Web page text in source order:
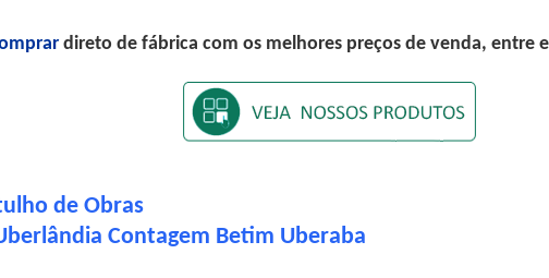
direto de fábrica com os melhores preços de venda, entre
de Obras
Contagem Betim Uberaba